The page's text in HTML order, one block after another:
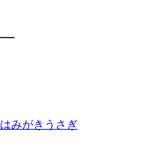
はみがきうさぎ